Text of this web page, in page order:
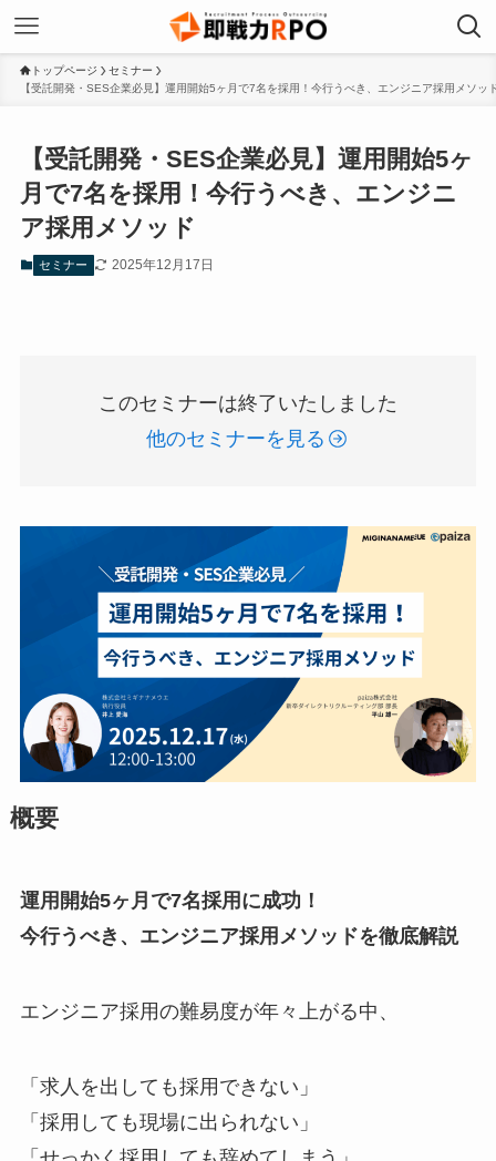
トップページ
セミナー
【受託開発・SES企業必見】運用開始5ヶ月で7名を採用！今行うべき、エンジニア採用メソッ
【受託開発・SES企業必見】運用開始5ヶ
月で7名を採用！今行うべき、エンジニ
ア採用メソッド
セミナー 2025年12月17日
このセミナーは終了いたしました
他のセミナーを見る
概要
運用開始5ヶ月で7名採用に成功！
今行うべき、エンジニア採用メソッドを徹底解説
エンジニア採用の難易度が年々上がる中、
「求人を出しても採用できない」
「採用しても現場に出られない」